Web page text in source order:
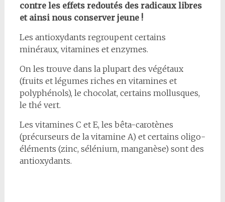
contre les effets redoutés des radicaux libres
et ainsi nous conserver jeune !
Les antioxydants regroupent certains
minéraux, vitamines et enzymes.
On les trouve dans la plupart des végétaux
(fruits et légumes riches en vitamines et
polyphénols), le chocolat, certains mollusques,
le thé vert.
Les vitamines C et E, les bêta-carotènes
(précurseurs de la vitamine A) et certains oligo-
éléments (zinc, sélénium, manganèse) sont des
antioxydants.